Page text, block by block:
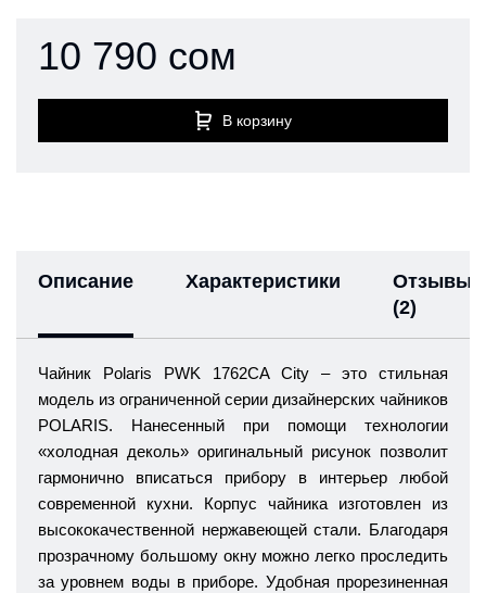
10 790 сом
В корзину
Описание Характеристики
Отзывы
(2)
Чайник Polaris PWK 1762CA City – это стильная
модель из ограниченной серии дизайнерских чайников
POLARIS. Нанесенный при помощи технологии
«холодная деколь» оригинальный рисунок позволит
гармонично вписаться прибору в интерьер любой
современной кухни. Корпус чайника изготовлен из
высококачественной нержавеющей стали. Благодаря
прозрачному большому окну можно легко проследить
за уровнем воды в приборе. Удобная прорезиненная